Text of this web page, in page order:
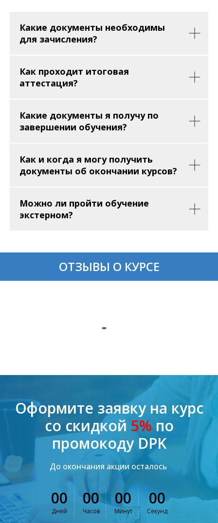
Какие документы необходимы
для зачисления?
Как проходит итоговая
аттестация?
Какие документы я получу по
завершении обучения?
Как и когда я могу получить
документы об окончании курсов?
Можно ли пройти обучение
экстерном?
ОТЗЫВЫ О КУРСЕ
Оформите заявку на курс
со скидкой 5% по
промокоду DPK
До окончания акции осталось
00
Дней
00
Часов
00
Минут
00
Секунд